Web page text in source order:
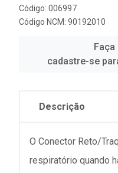
Código: 006997
Código NCM: 90192010
cadastre-se
Descrição
O Conector Reto/
respiratório quando